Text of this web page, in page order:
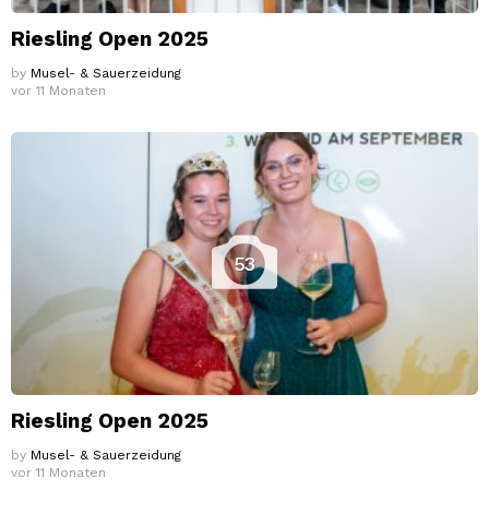
Riesling Open 2025
by Musel- & Sauerzeidung
vor 11 Monaten
53
Riesling Open 2025
by Musel- & Sauerzeidung
vor 11 Monaten